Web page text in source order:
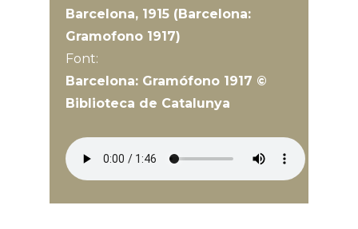
Barcelona, 1915 (Barcelona:
Gramofono 1917)
Font:
Barcelona: Gramófono 1917 ©
Biblioteca de Catalunya